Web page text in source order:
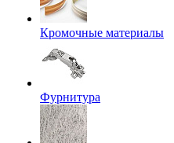
Кромочные материалы
Фурнитура